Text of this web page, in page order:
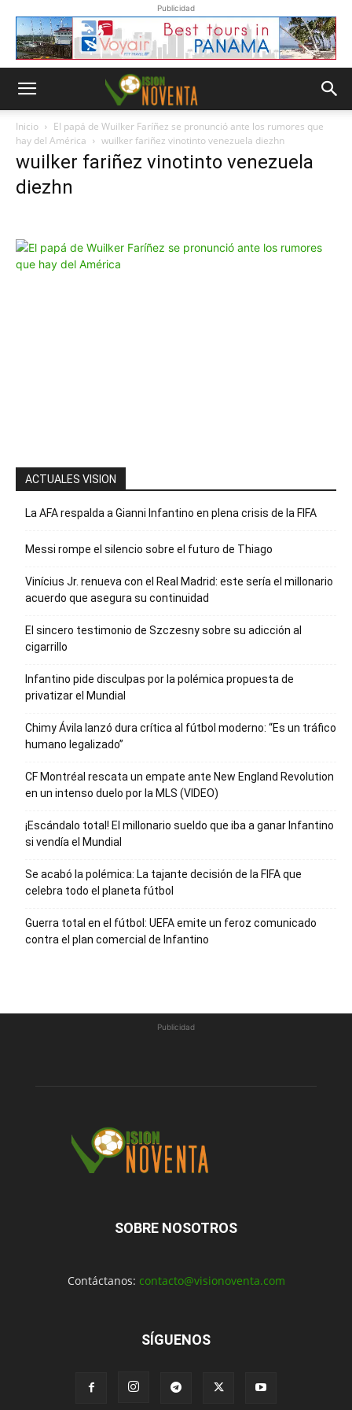
Publicidad
Inicio
El papá de Wuilker Faríñez se pronunció ante los rumores que
hay del América
wuilker fariñez vinotinto venezuela diezhn
wuilker fariñez vinotinto venezuela
diezhn
Whatsapp
ACTUALES VISION
La AFA respalda a Gianni Infantino en plena crisis de la FIFA
Messi rompe el silencio sobre el futuro de Thiago
Vinícius Jr. renueva con el Real Madrid: este sería el millonario
acuerdo que asegura su continuidad
El sincero testimonio de Szczesny sobre su adicción al
cigarrillo
Infantino pide disculpas por la polémica propuesta de
privatizar el Mundial
Chimy Ávila lanzó dura crítica al fútbol moderno: “Es un tráfico
humano legalizado”
CF Montréal rescata un empate ante New England Revolution
en un intenso duelo por la MLS (VIDEO)
¡Escándalo total! El millonario sueldo que iba a ganar Infantino
si vendía el Mundial
Se acabó la polémica: La tajante decisión de la FIFA que
celebra todo el planeta fútbol
Guerra total en el fútbol: UEFA emite un feroz comunicado
contra el plan comercial de Infantino
Publicidad
SOBRE NOSOTROS
Contáctanos: contacto@visionoventa.com
SÍGUENOS